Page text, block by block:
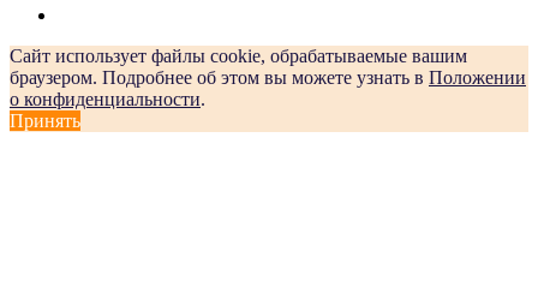
Сайт использует файлы cookie, обрабатываемые вашим
браузером. Подробнее об этом вы можете узнать в Положении
о конфиденциальности.
Принять